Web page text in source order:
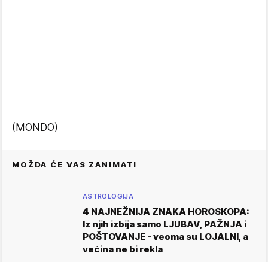
(MONDO)
MOŽDA ĆE VAS ZANIMATI
ASTROLOGIJA
4 NAJNEŽNIJA ZNAKA HOROSKOPA:
Iz njih izbija samo LJUBAV, PAŽNJA i
POŠTOVANJE - veoma su LOJALNI, a
većina ne bi rekla